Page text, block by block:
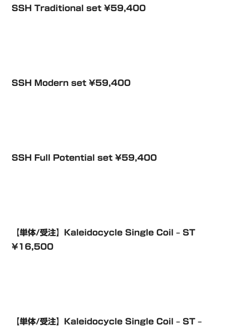
SSH Traditional set ¥59,400
SSH Modern set ¥59,400
SSH Full Potential set ¥59,400
【単体/受注】Kaleidocycle Single Coil – ST
¥16,500
【単体/受注】Kaleidocycle Single Coil – ST –